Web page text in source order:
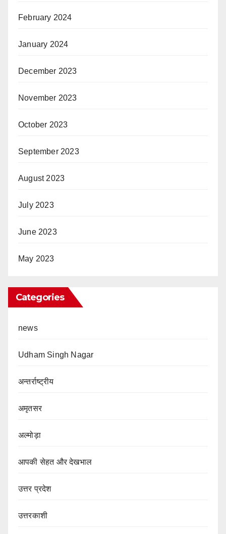
February 2024
January 2024
December 2023
November 2023
October 2023
September 2023
August 2023
July 2023
June 2023
May 2023
Categories
news
Udham Singh Nagar
अन्तर्राष्ट्रीय
अमृतसर
अल्मोड़ा
आपकी सेहत और देखभाल
उत्तर प्रदेश
उत्तरकाशी